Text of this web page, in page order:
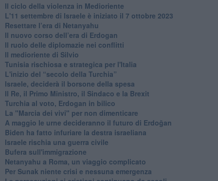
Il ciclo della violenza in Medioriente
L'11 settembre di Israele è iniziato il 7 ottobre 2023
Resettare l’era di Netanyahu
​Il nuovo corso dell’era di Erdogan
Il ruolo delle diplomazie nei conflitti
Il medioriente di Silvio
Tunisia rischiosa e strategica per l'Italia
L'inizio del “secolo della Turchia”
Israele, deciderà il borsone della spesa
Il Re, il Primo Ministro, il Sindaco e la Brexit
Turchia al voto, Erdogan in bilico
La "Marcia dei vivi" per non dimenticare
A maggio le urne decideranno il futuro di Erdoğan
Biden ha fatto infuriare la destra israeliana
Israele rischia una guerra civile
Bufera sull'immigrazione
Netanyahu a Roma, un viaggio complicato
Per Sunak niente crisi e nessuna emergenza